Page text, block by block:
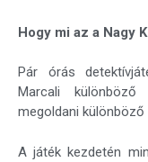
Hogy mi az a Nagy
Pár órás
Marcali
megoldani különböző
A játék kezdetén